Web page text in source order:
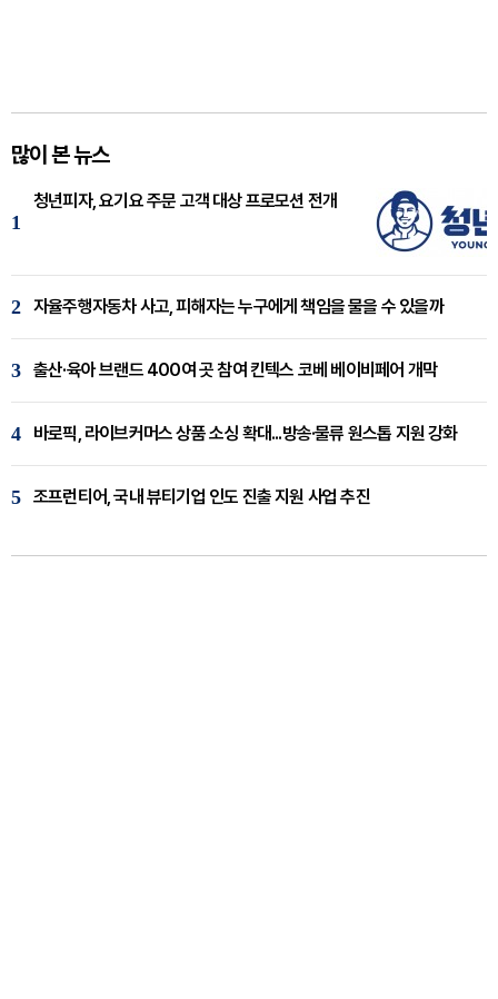
많이 본 뉴스
1
청년피자, 요기요 주문 고객 대상 프로모션 전개
2 자율주행자동차 사고, 피해자는 누구에게 책임을 물을 수 있을까
3 출산·육아 브랜드 400여 곳 참여 킨텍스 코베 베이비페어 개막
4 바로픽, 라이브커머스 상품 소싱 확대...방송·물류 원스톱 지원 강화
5 조프런티어, 국내 뷰티기업 인도 진출 지원 사업 추진